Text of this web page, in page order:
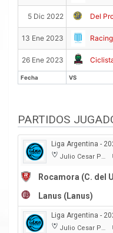
Fecha VS
5 Dic 2022 Del
13 Ene 2023
26 Ene 2023
Fecha VS
PARTIDOS
Liga Argentina -
Julio Cesar Paccagnella |
Rocamora (C. del
Lanus (Lanus)
Liga Argentina -
Julio Cesar Paccagnella |